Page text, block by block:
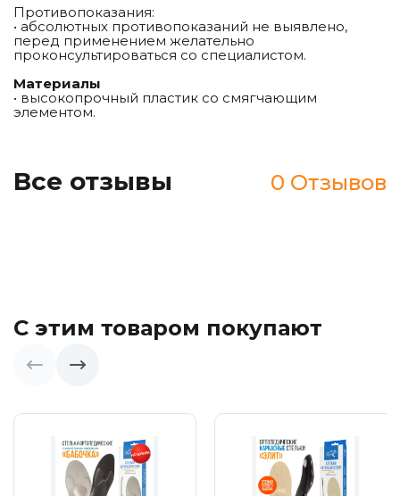
Противопоказания:
• абсолютных противопоказаний не выявлено,
перед применением желательно
проконсультироваться со специалистом.
Материалы
• высокопрочный пластик со смягчающим
элементом.
Все отзывы 0 Отзывов
С этим товаром покупают